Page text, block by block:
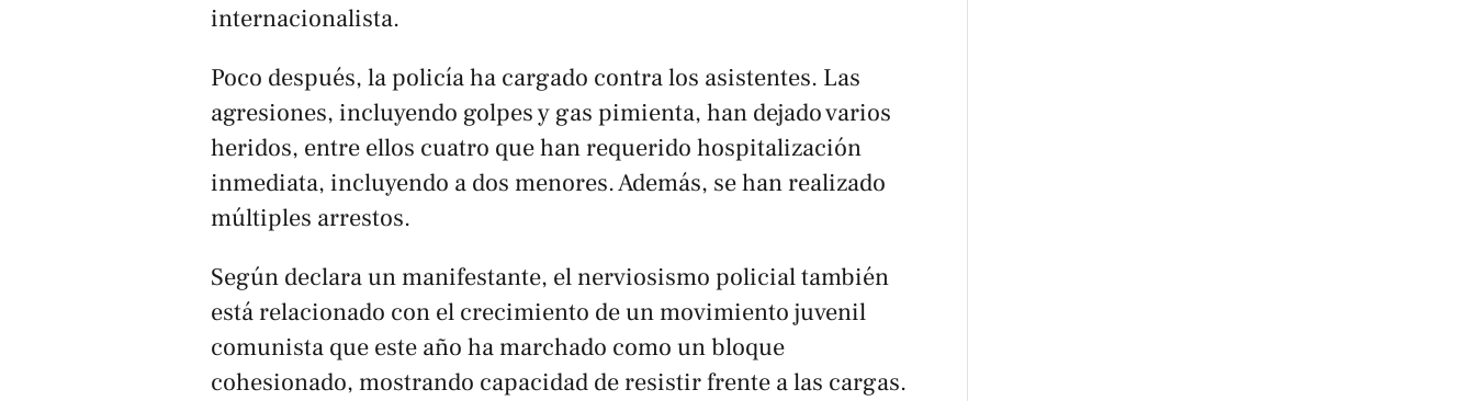
internacionalista.
Poco después, la policía ha cargado contra los asistentes. Las
agresiones, incluyendo golpes y gas pimienta, han dejado varios
heridos, entre ellos cuatro que han requerido hospitalización
inmediata, incluyendo a dos menores. Además, se han realizado
múltiples arrestos.
Según declara un manifestante, el nerviosismo policial también
está relacionado con el crecimiento de un movimiento juvenil
comunista que este año ha marchado como un bloque
cohesionado, mostrando capacidad de resistir frente a las cargas.